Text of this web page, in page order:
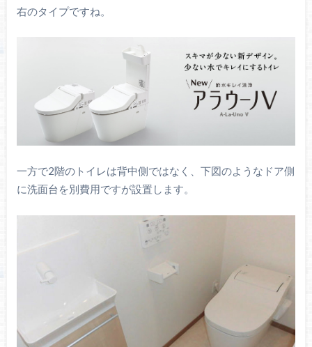
右のタイプですね。
一方で2階のトイレは背中側ではなく、下図のようなドア側
に洗面台を別費用ですが設置します。